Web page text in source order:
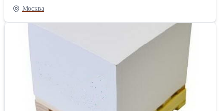
200 руб. Срок изготовления от 5 дней. Оплата безнал, работаем
без НДС.
Москва